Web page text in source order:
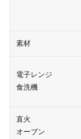
素材
電子レンジ
食洗機
直火
オーブン